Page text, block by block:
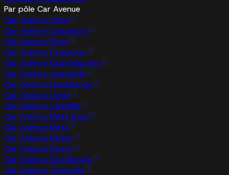
Par pôle Car Avenue
Car Avenue Arlon
Car Avenue Chaumont
Car Avenue Dijon
Car Avenue Haguenau
Car Avenue Kaiserslautern
Car Avenue Lesménils
Car Avenue Leudelange
Car Avenue Liege
Car Avenue Lunéville
Car Avenue Metz Nord
Car Avenue Metz
Car Avenue Namur
Car Avenue Nancy
Car Avenue Sarrebourg
Car Avenue Thionville